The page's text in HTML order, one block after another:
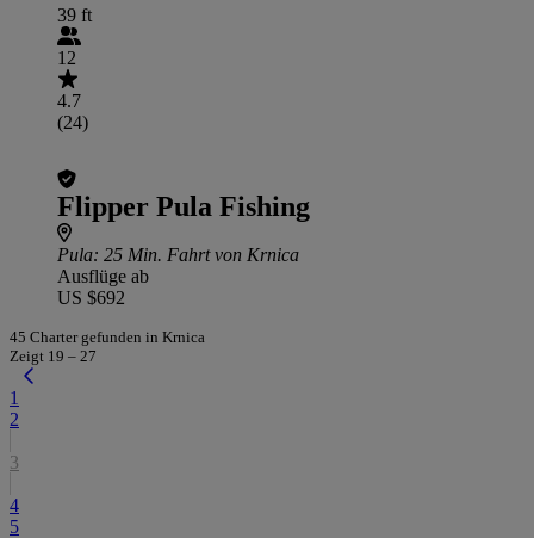
39 ft
12
4.7
(24)
Flipper Pula Fishing
Pula: 25 Min. Fahrt von Krnica
Ausflüge ab
US $692
45 Charter gefunden in Krnica
Zeigt 19 – 27
1
2
3
4
5